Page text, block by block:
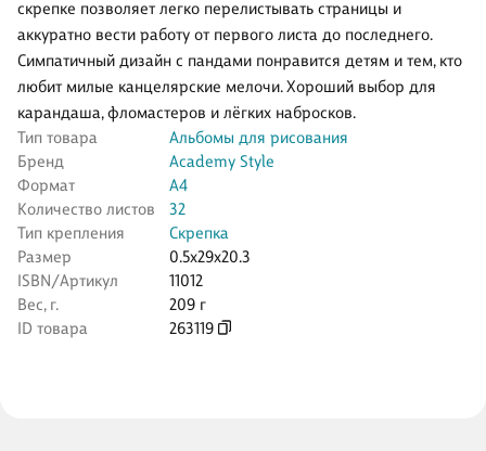
скрепке позволяет легко перелистывать страницы и
аккуратно вести работу от первого листа до последнего.
Симпатичный дизайн с пандами понравится детям и тем, кто
любит милые канцелярские мелочи. Хороший выбор для
карандаша, фломастеров и лёгких набросков.
Тип товара
Альбомы для рисования
Бренд
Academy Style
Формат
А4
Количество листов
32
Тип крепления
Скрепка
Размер
0.5x29x20.3
ISBN/Артикул
11012
Вес, г.
209 г
ID товара
263119